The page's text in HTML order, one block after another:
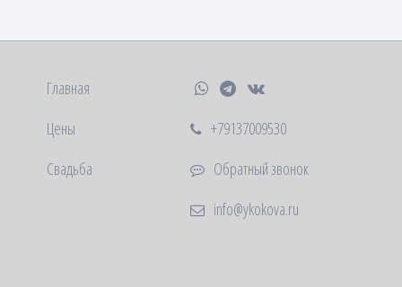
Главная
Цены
Свадьба
+79137009530
Обратный звонок
info@ykokova.ru